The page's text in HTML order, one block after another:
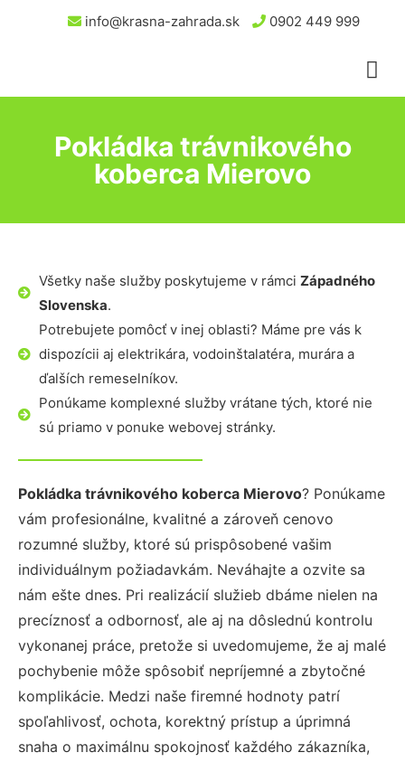
info@krasna-zahrada.sk 0902 449 999
Pokládka trávnikového
koberca Mierovo
Všetky naše služby poskytujeme v rámci Západného
Slovenska.
Potrebujete pomôcť v inej oblasti? Máme pre vás k
dispozícii aj elektrikára, vodoinštalatéra, murára a
ďalších remeselníkov.
Ponúkame komplexné služby vrátane tých, ktoré nie
sú priamo v ponuke webovej stránky.
Pokládka trávnikového koberca Mierovo? Ponúkame
vám profesionálne, kvalitné a zároveň cenovo
rozumné služby, ktoré sú prispôsobené vašim
individuálnym požiadavkám. Neváhajte a ozvite sa
nám ešte dnes. Pri realizácií služieb dbáme nielen na
precíznosť a odbornosť, ale aj na dôslednú kontrolu
vykonanej práce, pretože si uvedomujeme, že aj malé
pochybenie môže spôsobiť nepríjemné a zbytočné
komplikácie. Medzi naše firemné hodnoty patrí
spoľahlivosť, ochota, korektný prístup a úprimná
snaha o maximálnu spokojnosť každého zákazníka,